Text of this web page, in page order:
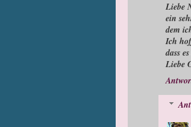
Liebe
ein
dem
Ich
dass
Liebe